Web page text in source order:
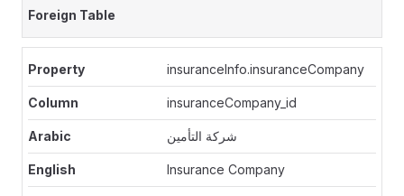
insuranceInfo.insuranceCompany
insuranceCompany_id
شركة التأمين
Insurance Company